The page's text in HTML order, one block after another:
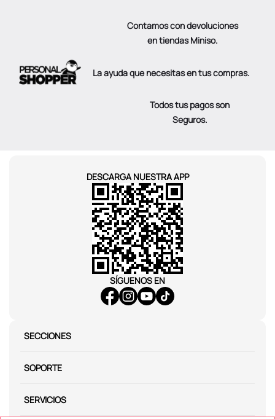
Contamos con devoluciones
en tiendas Miniso.
La ayuda que necesitas en tus compras.
Todos tus pagos son
Seguros.
DESCARGA NUESTRA APP
SÍGUENOS EN
SECCIONES
SOPORTE
SERVICIOS